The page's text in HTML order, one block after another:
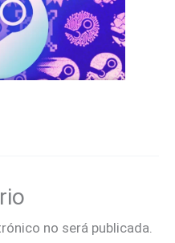
no será publicada.